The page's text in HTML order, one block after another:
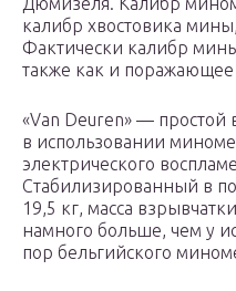
калибр хвостовика
Фактически калибр
также как и поражающее
«Van Deuren» — простой
в использовании
электрического
Стабилизированный в
19,5 кг, масса
намного больше, чем у
пор бельгийского